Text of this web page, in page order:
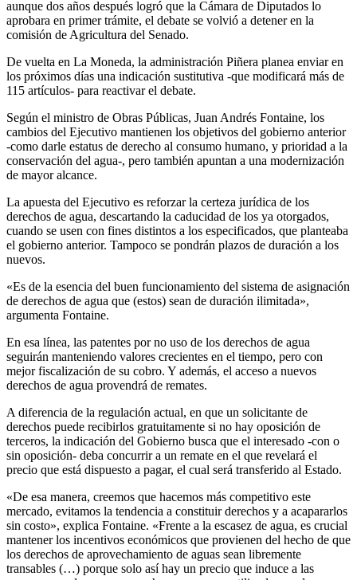
aunque dos años después logró que la Cámara de Diputados lo
aprobara en primer trámite, el debate se volvió a detener en la
comisión de Agricultura del Senado.
De vuelta en La Moneda, la administración Piñera planea enviar en
los próximos días una indicación sustitutiva -que modificará más de
115 artículos- para reactivar el debate.
Según el ministro de Obras Públicas, Juan Andrés Fontaine, los
cambios del Ejecutivo mantienen los objetivos del gobierno anterior
-como darle estatus de derecho al consumo humano, y prioridad a la
conservación del agua-, pero también apuntan a una modernización
de mayor alcance.
La apuesta del Ejecutivo es reforzar la certeza jurídica de los
derechos de agua, descartando la caducidad de los ya otorgados,
cuando se usen con fines distintos a los especificados, que planteaba
el gobierno anterior. Tampoco se pondrán plazos de duración a los
nuevos.
«Es de la esencia del buen funcionamiento del sistema de asignación
de derechos de agua que (estos) sean de duración ilimitada»,
argumenta Fontaine.
En esa línea, las patentes por no uso de los derechos de agua
seguirán manteniendo valores crecientes en el tiempo, pero con
mejor fiscalización de su cobro. Y además, el acceso a nuevos
derechos de agua provendrá de remates.
A diferencia de la regulación actual, en que un solicitante de
derechos puede recibirlos gratuitamente si no hay oposición de
terceros, la indicación del Gobierno busca que el interesado -con o
sin oposición- deba concurrir a un remate en el que revelará el
precio que está dispuesto a pagar, el cual será transferido al Estado.
«De esa manera, creemos que hacemos más competitivo este
mercado, evitamos la tendencia a constituir derechos y a acapararlos
sin costo», explica Fontaine. «Frente a la escasez de agua, es crucial
mantener los incentivos económicos que provienen del hecho de que
los derechos de aprovechamiento de aguas sean libremente
transables (…) porque solo así hay un precio que induce a las